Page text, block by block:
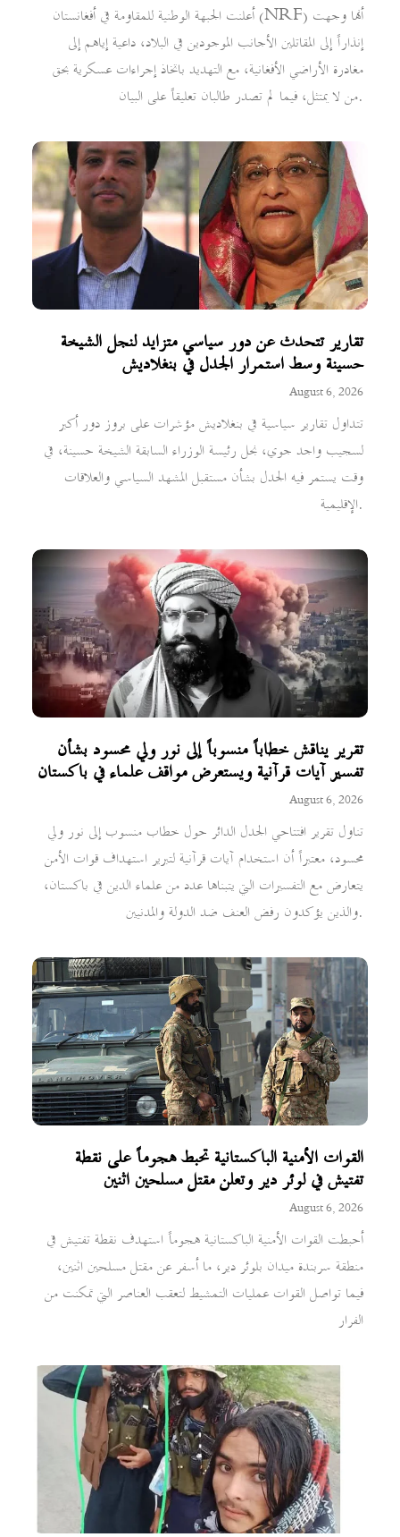
أعلنت الجبهة الوطنية للمقاومة في أفغانستان (NRF) أنها وجهت
إنذاراً إلى المقاتلين الأجانب الموجودين في البلاد، داعية إياهم إلى
مغادرة الأراضي الأفغانية، مع التهديد باتخاذ إجراءات عسكرية بحق
من لا يمتثل، فيما لم تصدر طالبان تعليقاً على البيان.
تقارير تتحدث عن دور سياسي متزايد لنجل الشيخة
حسينة وسط استمرار الجدل في بنغلاديش
August 6, 2026
تتداول تقارير سياسية في بنغلاديش مؤشرات على بروز دور أكبر
لسجيب واجد جوي، نجل رئيسة الوزراء السابقة الشيخة حسينة، في
وقت يستمر فيه الجدل بشأن مستقبل المشهد السياسي والعلاقات
الإقليمية.
تقرير يناقش خطاباً منسوباً إلى نور ولي محسود بشأن
تفسير آيات قرآنية ويستعرض مواقف علماء في باكستان
August 6, 2026
تناول تقرير افتتاحي الجدل الدائر حول خطاب منسوب إلى نور ولي
محسود، معتبراً أن استخدام آيات قرآنية لتبرير استهداف قوات الأمن
يتعارض مع التفسيرات التي يتبناها عدد من علماء الدين في باكستان،
والذين يؤكدون رفض العنف ضد الدولة والمدنيين.
القوات الأمنية الباكستانية تحبط هجوماً على نقطة
تفتيش في لوئر دير وتعلن مقتل مسلحين اثنين
August 6, 2026
أحبطت القوات الأمنية الباكستانية هجوماً استهدف نقطة تفتيش في
منطقة سربندة ميدان بلوئر دير، ما أسفر عن مقتل مسلحين اثنين،
فيما تواصل القوات عمليات التمشيط لتعقب العناصر التي تمكنت من
الفرار